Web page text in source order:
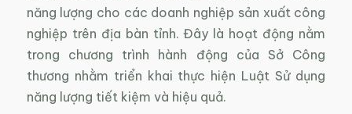
năng lượng cho các doanh nghiệp sản xuất công
nghiệp trên địa bàn tỉnh. Đây là hoạt động nằm
trong chương trình hành động của Sở Công
thương nhằm triển khai thực hiện Luật Sử dụng
năng lượng tiết kiệm và hiệu quả.